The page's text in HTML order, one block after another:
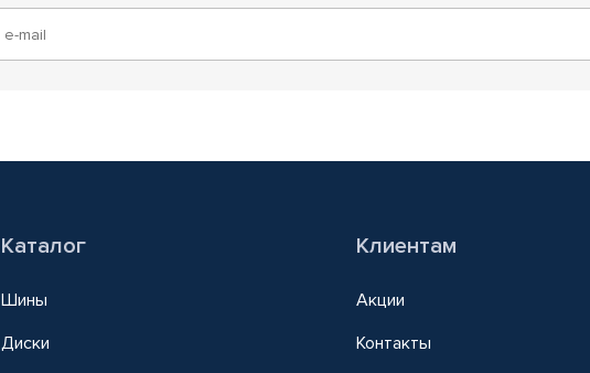
Каталог
Шины
Диски
Клиентам
Акции
Контакты